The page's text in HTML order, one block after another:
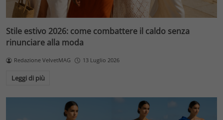
Stile estivo 2026: come combattere il caldo senza
rinunciare alla moda
Redazione VelvetMAG 13 Luglio 2026
Leggi di più